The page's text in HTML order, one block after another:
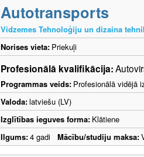
Autotransports
Vidzemes Tehnoloģiju un dizaina
Norises vieta: Priekuļi
Profesionālā kvalifikācija:
Programmas veids: Profesionālā vidējā
Valoda:latviešu (LV)
Izglītības ieguves forma: Klātiene
Ilgums:4 gadi Mācību/studiju maksa: